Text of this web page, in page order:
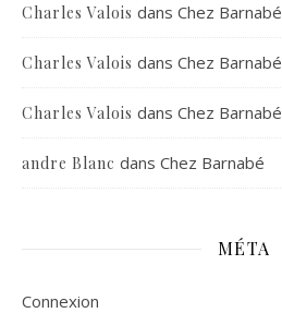
Charles Valois dans Chez Barnabé
Charles Valois dans Chez Barnabé
Charles Valois dans Chez Barnabé
andre Blanc dans Chez Barnabé
MÉTA
Connexion